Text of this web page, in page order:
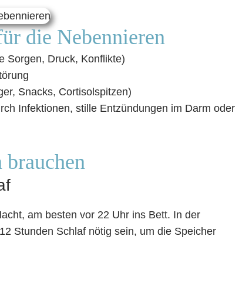
die Nebennieren
Sorgen, Druck, Konflikte)
Snacks, Cortisolspitzen)
Infektionen, stille Entzündungen im Darm oder
brauchen
am besten vor 22 Uhr ins Bett. In der
Stunden Schlaf nötig sein, um die Speicher